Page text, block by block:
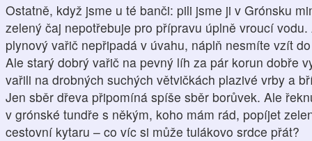
Ostatně, když jsme u té banči: pili jsme ji v Grónsku
zelený čaj nepotřebuje pro přípravu úplně vroucí
plynový vařič nepřipadá v úvahu, náplň nesmíte vzít
Ale starý dobrý vařič na pevný líh za pár korun dobře
vařili na drobných suchých větvičkách plazivé vrby a
Jen sběr dřeva připomíná spíše sběr borůvek. Ale
v grónské tundře s někým, koho mám rád, popíjet
cestovní kytaru – co víc si může tulákovo srdce přát?